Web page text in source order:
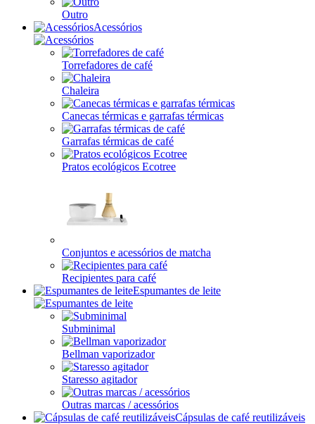
Outro
Acessórios
Torrefadores de café
Chaleira
Canecas térmicas e garrafas térmicas
Garrafas térmicas de café
Pratos ecológicos Ecotree
Conjuntos e acessórios de matcha
Recipientes para café
Espumantes de leite
Subminimal
Bellman vaporizador
Staresso agitador
Outras marcas / acessórios
Cápsulas de café reutilizáveis